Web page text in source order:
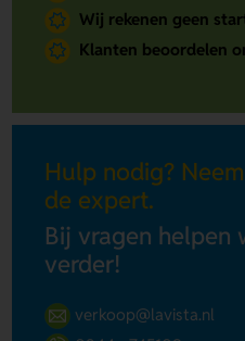
Wij rekenen geen
Klanten beoordelen
Hulp nodig?
de expert.
Bij vragen helpen
verder!
verkoop@lavista.nl